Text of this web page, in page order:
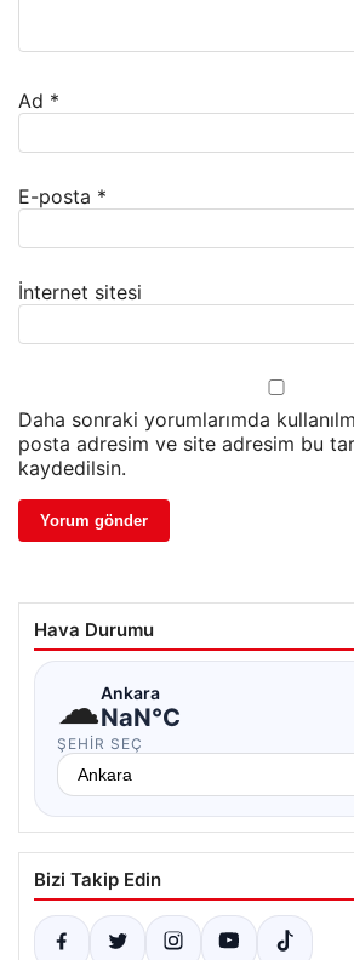
Ad *
E-posta *
İnternet sitesi
Daha sonraki yorumlarımda
posta adresim ve site adresim bu
kaydedilsin.
Hava Durumu
☁Ankara
NaN°C
ŞEHIR SEÇ
Bizi Takip Edin